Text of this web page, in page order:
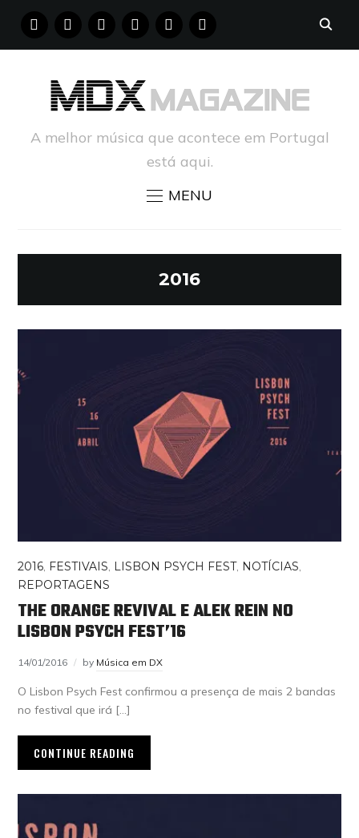
FACEBOOKINSTAGRAM
YOUTUBE PINTERESTTUMBLR
A melhor música que acontece em Portugal
está aqui.
MENU
2016
2016, FESTIVAIS, LISBON PSYCH FEST, NOTÍCIAS,
REPORTAGENS
THE ORANGE REVIVAL E ALEK REIN NO
LISBON PSYCH FEST’16
14/01/2016 by Música em DX
O Lisbon Psych Fest confirmou a presença de mais 2 bandas
no festival que irá […]
CONTINUE READING